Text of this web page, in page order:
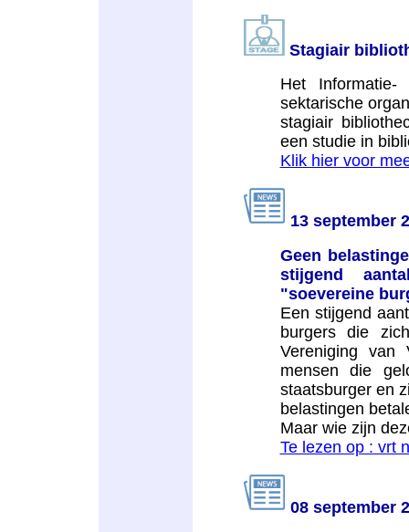
Stagiair
Het Informatie-
sektarische
stagiair
een studie in
Klik hier voor
13 september
Geen
stijgend
"soevereine
Een stijgend
burgers die
Vereniging van
mensen die
staatsburger en
belastingen
Maar wie zijn
Te lezen op : vrt
08 september